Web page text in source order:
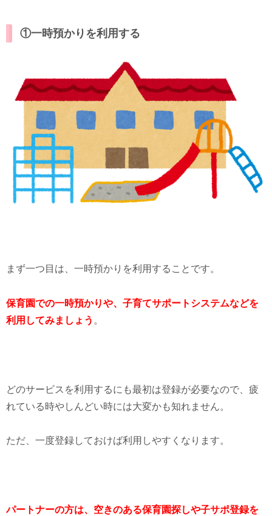
①一時預かりを利用する
まず一つ目は、一時預かりを利用することです。
保育園での一時預かりや、子育てサポートシステムなどを
利用してみましょう 。
どのサービスを利用するにも最初は登録が必要なので、疲
れている時やしんどい時には大変かも知れません。
ただ、一度登録しておけば利用しやすくなります。
パートナーの方は、空きのある保育園探しや子サポ登録を